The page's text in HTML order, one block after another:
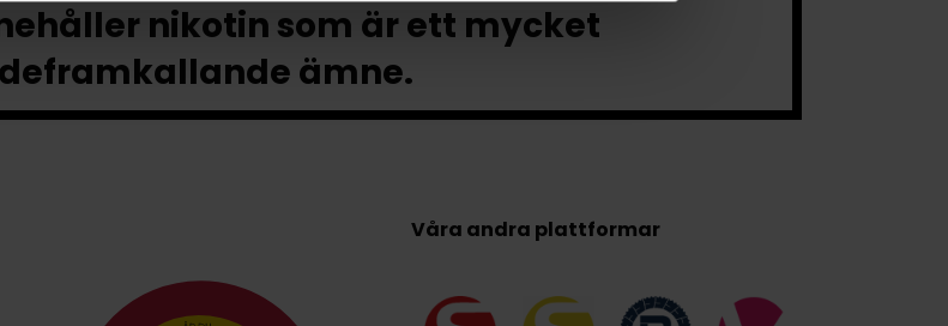
nikotin som är ett mycket
ämne.
Våra andra plattformar